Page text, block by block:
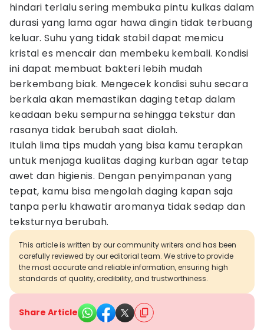
hindari terlalu sering membuka pintu kulkas dalam
durasi yang lama agar hawa dingin tidak terbuang
keluar. Suhu yang tidak stabil dapat memicu
kristal es mencair dan membeku kembali. Kondisi
ini dapat membuat bakteri lebih mudah
berkembang biak. Mengecek kondisi suhu secara
berkala akan memastikan daging tetap dalam
keadaan beku sempurna sehingga tekstur dan
rasanya tidak berubah saat diolah.
Itulah lima tips mudah yang bisa kamu terapkan
untuk menjaga kualitas daging kurban agar tetap
awet dan higienis. Dengan penyimpanan yang
tepat, kamu bisa mengolah daging kapan saja
tanpa perlu khawatir aromanya tidak sedap dan
teksturnya berubah.
This article is written by our community writers and has been
carefully reviewed by our editorial team. We strive to provide
the most accurate and reliable information, ensuring high
standards of quality, credibility, and trustworthiness.
Share Article